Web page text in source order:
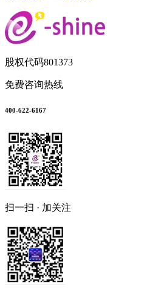
股权代码801373
免费咨询热线
400-622-6167
扫一扫 · 加关注